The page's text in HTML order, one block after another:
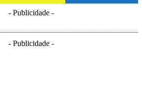
- Publicidade -
- Publicidade -